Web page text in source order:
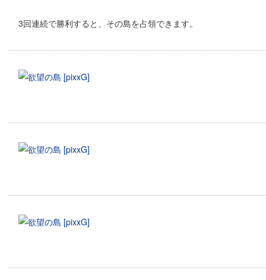
3回連続で勝利すると、その島を占領できます。